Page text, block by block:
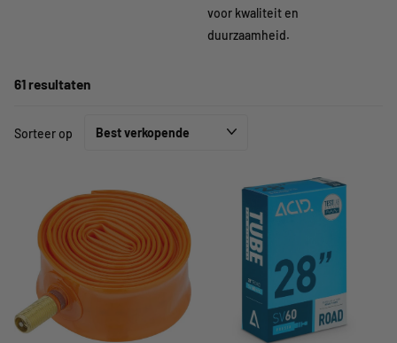
voor kwaliteit en
duurzaamheid.
61 resultaten
Sorteer op